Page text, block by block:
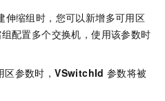
伸缩组时，您可以新增多可用区
配置多个交换机，使用该参数时
区参数时，VSwitchId 参数将被